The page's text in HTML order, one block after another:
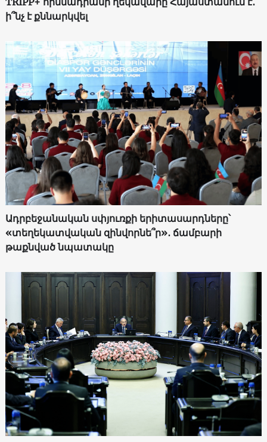
ի՞նչ է քննարկվել
Ադրբեջանական սփյուռքի երիտասարդները՝
«տեղեկատվական զինվորնե՞ր»․ ճամբարի
թաքնված նպատակը